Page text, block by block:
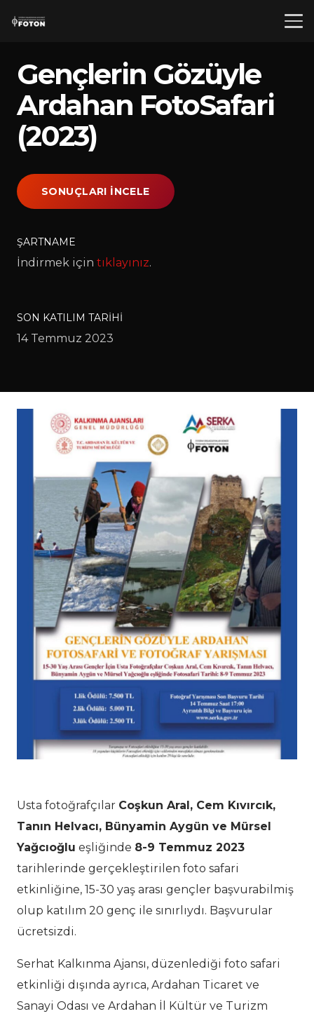
Gençlerin Gözüyle
Ardahan FotoSafari
(2023)
SONUÇLARI İNCELE
ŞARTNAME
İndirmek için tıklayınız.
SON KATILIM TARIHI
14 Temmuz 2023
Usta fotoğrafçılar Coşkun Aral, Cem Kıvırcık,
Tanın Helvacı, Bünyamin Aygün ve Mürsel
Yağcıoğlu eşliğinde 8-9 Temmuz 2023
tarihlerinde gerçekleştirilen foto safari
etkinliğine, 15-30 yaş arası gençler başvurabilmiş
olup katılım 20 genç ile sınırlıydı. Başvurular
ücretsizdi.
Serhat Kalkınma Ajansı, düzenlediği foto safari
etkinliği dışında ayrıca, Ardahan Ticaret ve
Sanayi Odası ve Ardahan İl Kültür ve Turizm